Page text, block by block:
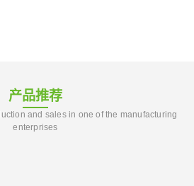
产品推荐
and sales in one of the manufacturing
enterprises